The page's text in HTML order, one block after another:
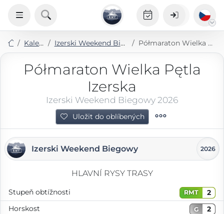
Kalendář Izerski Weekend Biegowy 2026 Półmaraton Wielka Pętla Izerska
Półmaraton Wielka Pętla
Izerska
Izerski Weekend Biegowy 2026
Uložit do oblíbených
Izerski Weekend Biegowy 2026
HLAVNÍ RYSY TRASY
Stupeň obtížnosti RMT
2
Horskost
G
2